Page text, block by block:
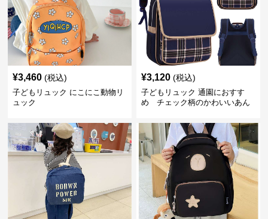
¥3,460 (税込)
子どもリュック にこにこ動物リ
ュック
¥3,120 (税込)
子どもリュック 通園におすす
め チェック柄のかわいいあん